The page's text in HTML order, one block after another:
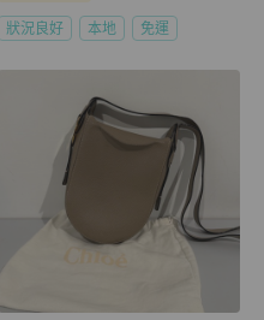
狀況良好 本地 免運